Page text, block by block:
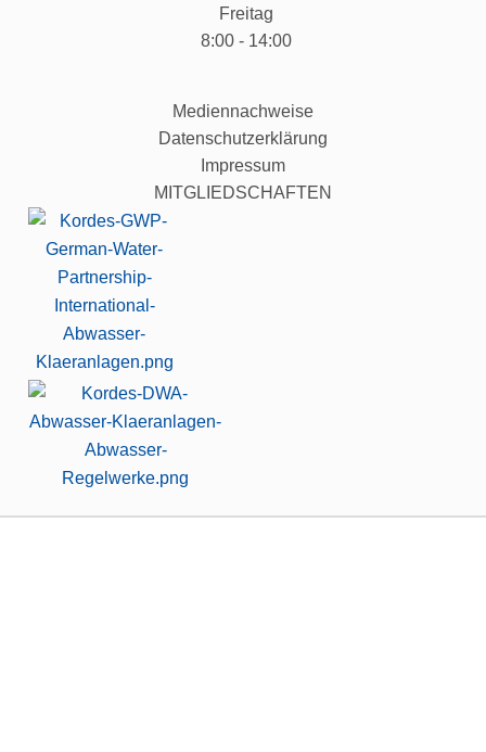
Freitag
8:00 - 14:00
Mediennachweise
Datenschutzerklärung
Impressum
MITGLIEDSCHAFTEN